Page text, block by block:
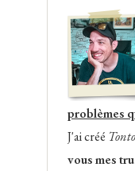
problèmes
J'ai créé
vous mes